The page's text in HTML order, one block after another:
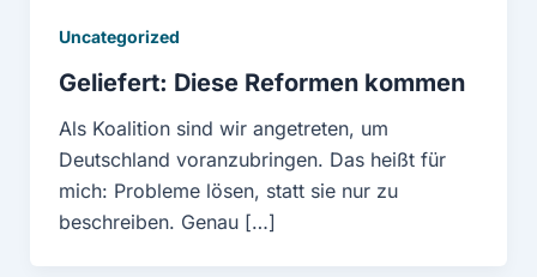
Uncategorized
Geliefert: Diese Reformen kommen
Als Koalition sind wir angetreten, um
Deutschland voranzubringen. Das heißt für
mich: Probleme lösen, statt sie nur zu
beschreiben. Genau […]